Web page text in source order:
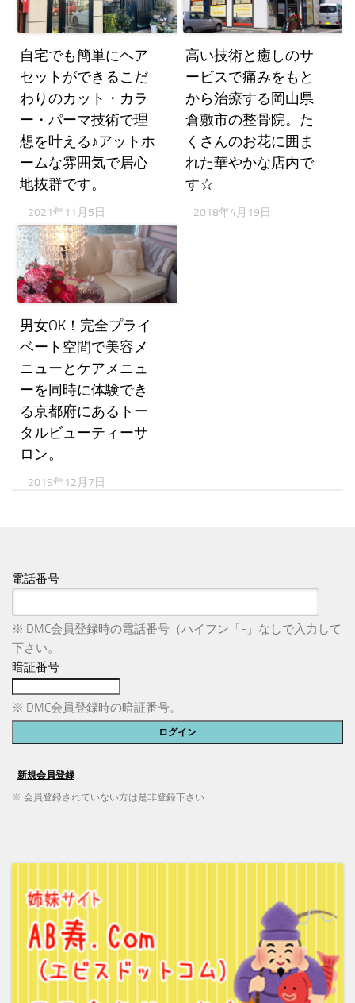
自宅でも簡単にヘア
セットができるこだ
わりのカット・カラ
ー・パーマ技術で理
想を叶える♪アットホ
ームな雰囲気で居心
地抜群です。
2021年11月5日
高い技術と癒しのサ
ービスで痛みをもと
から治療する岡山県
倉敷市の整骨院。た
くさんのお花に囲ま
れた華やかな店内で
す☆
2018年4月19日
男女OK！完全プライ
ベート空間で美容メ
ニューとケアメニュ
ーを同時に体験でき
る京都府にあるトー
タルビューティーサ
ロン。
2019年12月7日
電話番号
※ DMC会員登録時の電話番号（ハイフン「-」なしで入力して
下さい。
暗証番号
※ DMC会員登録時の暗証番号。
※ 会員登録されていない方は是非登録下さい